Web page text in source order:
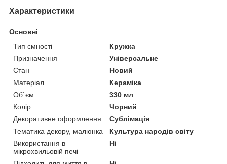
Характеристики
Основні
Тип ємності
Кружка
Призначення
Універсальне
Стан
Новий
Матеріал
Кераміка
Об`єм
330 мл
Колір
Чорний
Декоративне оформлення
Сублімація
Тематика декору, малюнка
Культура народів світу
Використання в
мікрохвильовій печі
Ні